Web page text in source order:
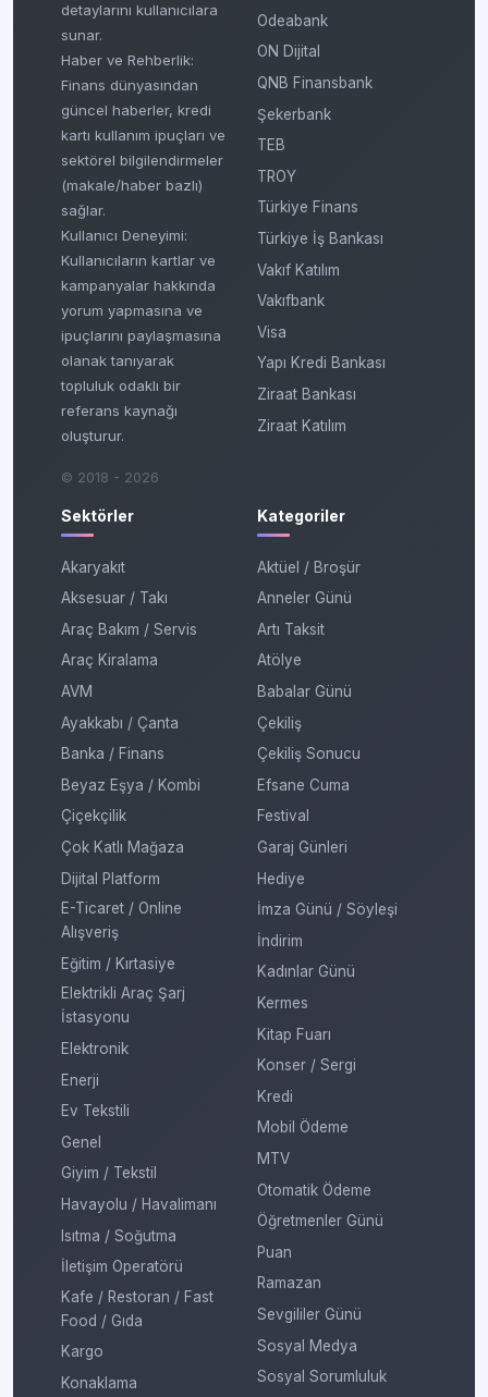
detaylarını kullanıcılara
sunar.
Haber ve Rehberlik:
Finans dünyasından
güncel haberler, kredi
kartı kullanım ipuçları ve
sektörel bilgilendirmeler
(makale/haber bazlı)
sağlar.
Kullanıcı Deneyimi:
Kullanıcıların kartlar ve
kampanyalar hakkında
yorum yapmasına ve
ipuçlarını paylaşmasına
olanak tanıyarak
topluluk odaklı bir
referans kaynağı
oluşturur.
© 2018 - 2026
Odeabank
ON Dijital
QNB Finansbank
Şekerbank
TEB
TROY
Türkiye Finans
Türkiye İş Bankası
Vakıf Katılım
Vakıfbank
Visa
Yapı Kredi Bankası
Ziraat Bankası
Ziraat Katılım
Sektörler
Akaryakıt
Aksesuar / Takı
Araç Bakım / Servis
Araç Kiralama
AVM
Ayakkabı / Çanta
Banka / Finans
Beyaz Eşya / Kombi
Çiçekçilik
Çok Katlı Mağaza
Dijital Platform
E-Ticaret / Online
Alışveriş
Eğitim / Kırtasiye
Elektrikli Araç Şarj
İstasyonu
Elektronik
Enerji
Ev Tekstili
Genel
Giyim / Tekstil
Havayolu / Havalimanı
Isıtma / Soğutma
İletişim Operatörü
Kafe / Restoran / Fast
Food / Gıda
Kargo
Konaklama
Kategoriler
Aktüel / Broşür
Anneler Günü
Artı Taksit
Atölye
Babalar Günü
Çekiliş
Çekiliş Sonucu
Efsane Cuma
Festival
Garaj Günleri
Hediye
İmza Günü / Söyleşi
İndirim
Kadınlar Günü
Kermes
Kitap Fuarı
Konser / Sergi
Kredi
Mobil Ödeme
MTV
Otomatik Ödeme
Öğretmenler Günü
Puan
Ramazan
Sevgililer Günü
Sosyal Medya
Sosyal Sorumluluk